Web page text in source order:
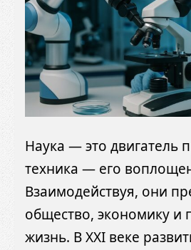
Наука — это двигатель
техника — его
Взаимодействуя, они
общество, экономику и
жизнь. В XXI веке